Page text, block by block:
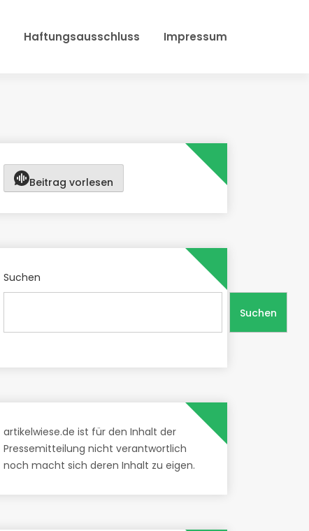
Haftungsausschluss Impressum
Beitrag vorlesen
Suchen
Suchen
artikelwiese.de ist für den Inhalt der
Pressemitteilung nicht verantwortlich
noch macht sich deren Inhalt zu eigen.